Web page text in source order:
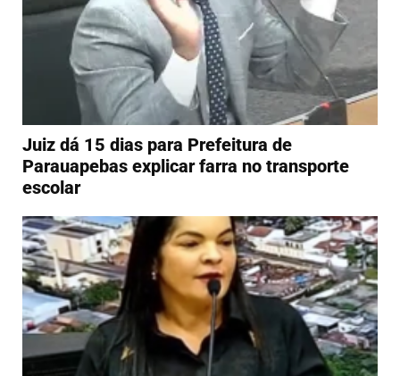
Juiz dá 15 dias para Prefeitura de
Parauapebas explicar farra no transporte
escolar